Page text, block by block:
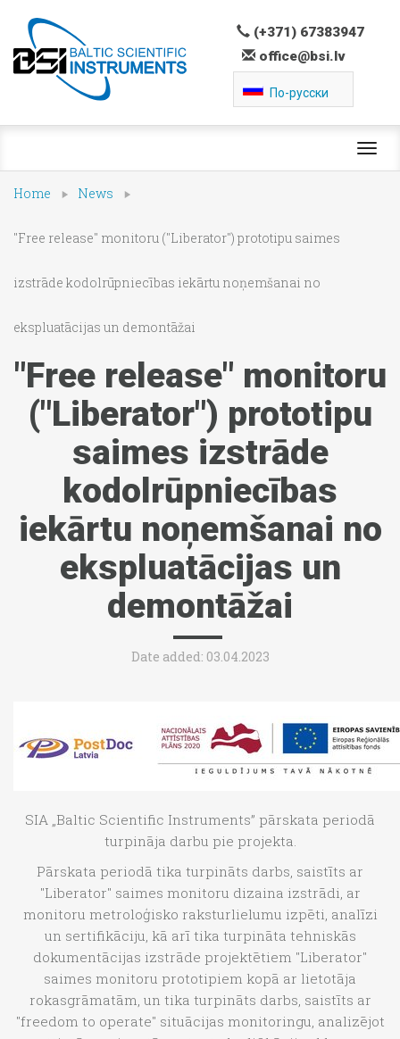
(+371) 67383947
office@bsi.lv
По-русски
Home News
"Free release" monitoru ("Liberator") prototipu saimes
izstrāde kodolrūpniecības iekārtu noņemšanai no
ekspluatācijas un demontāžai
"Free release" monitoru
("Liberator") prototipu
saimes izstrāde
kodolrūpniecības
iekārtu noņemšanai no
ekspluatācijas un
demontāžai
Date added: 03.04.2023
SIA „Baltic Scientific Instruments” pārskata periodā
turpināja darbu pie projekta.
Pārskata periodā tika turpināts darbs, saistīts ar
"Liberator" saimes monitoru dizaina izstrādi, ar
monitoru metroloģisko raksturlielumu izpēti, analīzi
un sertifikāciju, kā arī tika turpināta tehniskās
dokumentācijas izstrāde projektētiem "Liberator"
saimes monitoru prototipiem kopā ar lietotāja
rokasgrāmatām, un tika turpināts darbs, saistīts ar
"freedom to operate" situācijas monitoringu, analizējot